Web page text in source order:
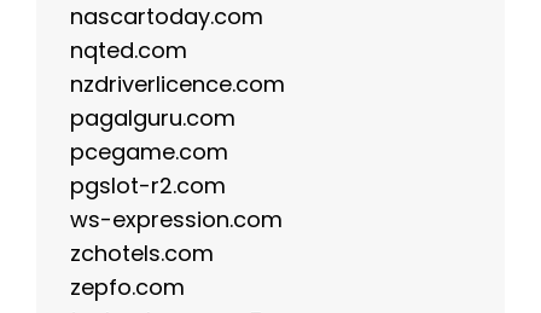
nascartoday.com
nqted.com
nzdriverlicence.com
pagalguru.com
pcegame.com
pgslot-r2.com
ws-expression.com
zchotels.com
zepfo.com